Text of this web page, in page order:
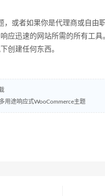
，或者如果你是代理商或自由
应迅速的网站所需的所有工
创建任何东西。
用途响应式WooCommerce主题